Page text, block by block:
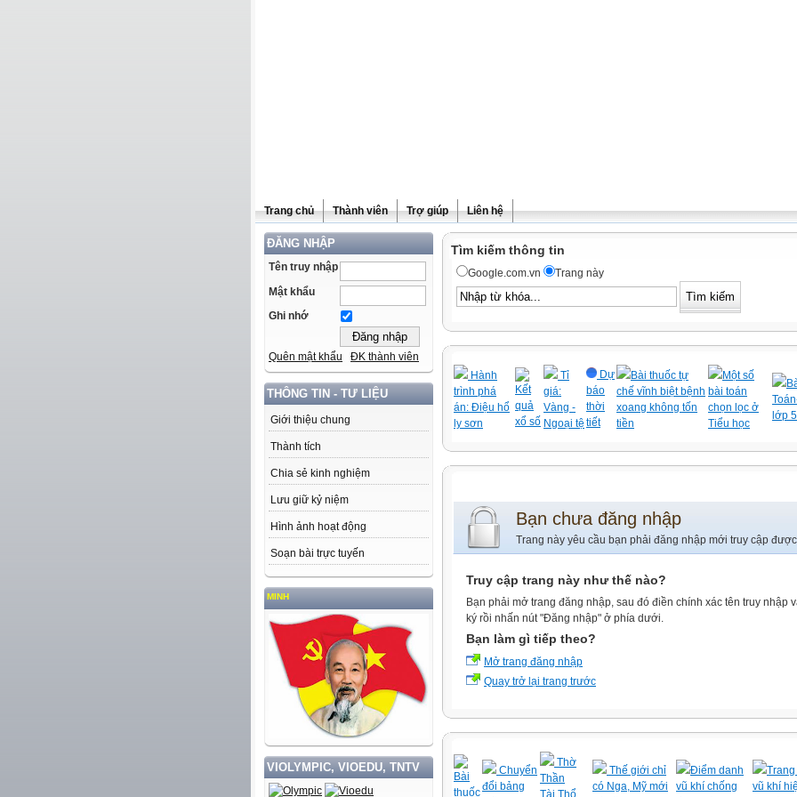
Trang chủ Thành viên Trợ giúp Liên hệ
ĐĂNG NHẬP
Tên truy nhập
Mật khẩu
Ghi nhớ
Quên mật khẩu ĐK thành viên
THÔNG TIN - TƯ LIỆU
Giới thiệu chung
Thành tích
Chia sẻ kinh nghiệm
Lưu giữ kỷ niệm
Hình ảnh hoạt động
Soạn bài trực tuyến
HỌC TẬP VÀ LÀM THEO TƯ TƯỞNG, ĐẠO ĐỨC, PHONG CÁCH HỒ CHÍ MINH
VIOLYMPIC, VIOEDU, TNTV
Tìm kiếm thông tin
Google.com.vn Trang này
Hành
trình phá
án: Điệu hổ
ly sơn
Kết
quả
xổ số
Tỉ
giá:
Vàng -
Ngoại tệ
Dự
báo
thời
tiết
Bài thuốc tự
chế vĩnh biệt bệnh
xoang không tốn
tiền
Một số
bài toán
chọn lọc ở
Tiểu học
lớp
Bạn chưa đăng nhập
Trang này yêu cầu bạn phải đăng nhập mới truy cập
Truy cập trang này như thế nào?
Bạn phải mở trang đăng nhập, sau đó điền chính xác tên truy nhập
ký rồi nhấn nút "Đăng nhập" ở phía dưới.
Bạn làm gì tiếp theo?
Mở trang đăng nhập
Quay trở lại trang trước
Bài
thuốc
Chuyển
đổi bảng
Thờ
Thần
Tài,Thổ
Thế giới chỉ
có Nga, Mỹ mới
Điểm danh
vũ khí chống
Trang
vũ khí